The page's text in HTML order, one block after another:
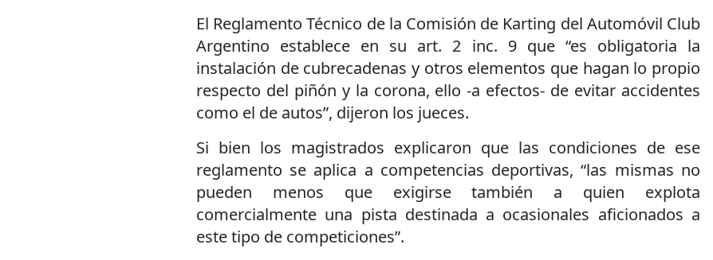
El Reglamento Técnico de la Comisión de Karting del Automóvil Club
Argentino establece en su art. 2 inc. 9 que “es obligatoria la
instalación de cubrecadenas y otros elementos que hagan lo propio
respecto del piñón y la corona, ello -a efectos- de evitar accidentes
como el de autos”, dijeron los jueces.
Si bien los magistrados explicaron que las condiciones de ese
reglamento se aplica a competencias deportivas, “las mismas no
pueden menos que exigirse también a quien explota
comercialmente una pista destinada a ocasionales aficionados a
este tipo de competiciones”.